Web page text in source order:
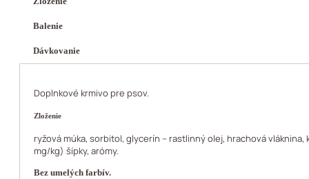
Balenie
Dávkovanie
Doplnkové krmivo pre psov.
Zloženie
ryžová múka, sorbitol, glycerín – rastlinný olej, hrachová vláknina,
mg/kg) šípky, arómy.
Bez umelých farbív.